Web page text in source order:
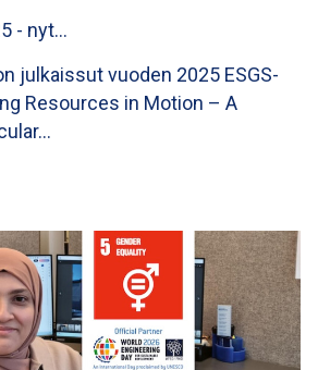
- nyt…
julkaissut vuoden 2025 ESGS-
Resources in Motion – A